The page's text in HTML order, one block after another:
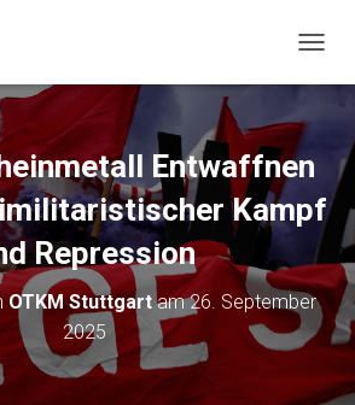
Entwaffnen
Kampf
Repression
OTKM Stuttgartam26. September
2025